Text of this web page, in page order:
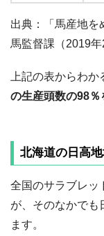
出典：「馬産地を
馬監督課（2019年
上記の表からわか
の生産頭数の98％
北海道の日高
全国のサラブレッ
が、そのなかでも
ます。